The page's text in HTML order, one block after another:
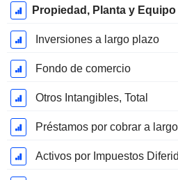
Propiedad, Planta y Equipo
Inversiones a largo plazo
Fondo de comercio
Otros Intangibles, Total
Préstamos por cobrar a
Activos por Impuestos